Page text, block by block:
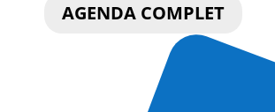
AGENDA COMPLET